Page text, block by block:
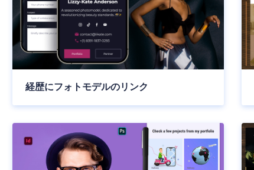
経歴にフォトモデルのリンク